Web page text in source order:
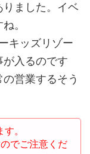
りました。イベ
。
キッズリゾー
が入るのです
営業するそう
。
でご注意くだ